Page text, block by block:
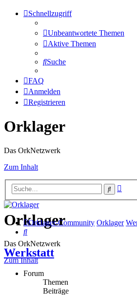
Schnellzugriff
Unbeantwortete Themen
Aktive Themen
Suche
FAQ
Anmelden
Registrieren
Orklager
Das OrkNetzwerk
Zum Inhalt
Suche
Orklager
Das OrkNetzwerk
Zum Inhalt
Orklager-Community Orklager
Suche
Werkstatt
Forum
Themen
Beiträge